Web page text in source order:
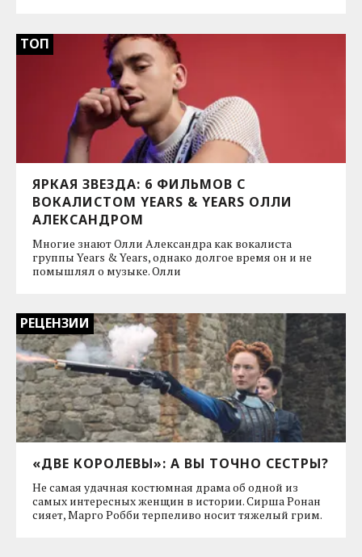
ТОП
ЯРКАЯ ЗВЕЗДА: 6 ФИЛЬМОВ С
ВОКАЛИСТОМ YEARS & YEARS ОЛЛИ
АЛЕКСАНДРОМ
Многие знают Олли Александра как вокалиста
группы Years & Years, однако долгое время он и не
помышлял о музыке. Олли
РЕЦЕНЗИИ
«ДВЕ КОРОЛЕВЫ»: А ВЫ ТОЧНО СЕСТРЫ?
Не самая удачная костюмная драма об одной из
самых интересных женщин в истории. Сирша Ронан
сияет, Марго Робби терпеливо носит тяжелый грим.